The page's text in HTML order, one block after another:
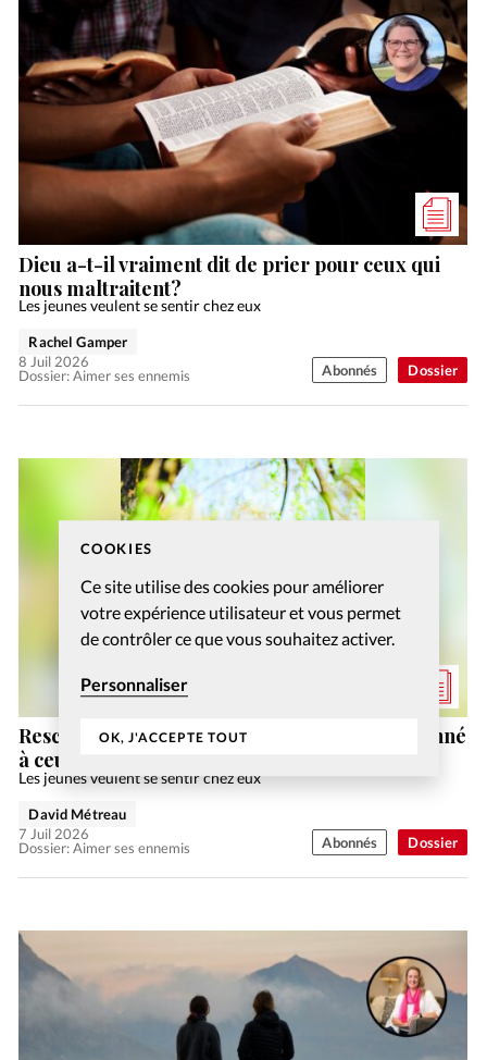
COOKIES
Ce site utilise des cookies pour améliorer
votre expérience utilisateur et vous permet
de contrôler ce que vous souhaitez activer.
Personnaliser
OK, J'ACCEPTE TOUT
Dossier
Dieu a-t-il vraiment dit de prier pour ceux qui
nous maltraitent?
Les jeunes veulent se sentir chez eux
Dossier: Aimer ses ennemis
Rachel Gamper
8 Juil 2026
Abonnés
Dossier
Rescapée du génocide rwandais, elle a pardonné
à ceux qui ont tué les siens
Les jeunes veulent se sentir chez eux
Dossier: Aimer ses ennemis
David Métreau
7 Juil 2026
Abonnés